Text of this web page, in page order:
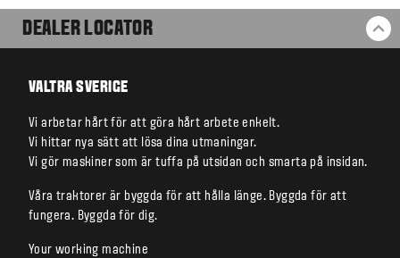
DEALER LOCATOR
VALTRA SVERIGE
Vi arbetar hårt för att göra hårt arbete enkelt.
Vi hittar nya sätt att lösa dina utmaningar.
Vi gör maskiner som är tuffa på utsidan och smarta på insidan.
Våra traktorer är byggda för att hålla länge. Byggda för att
fungera. Byggda för dig.
Your working machine